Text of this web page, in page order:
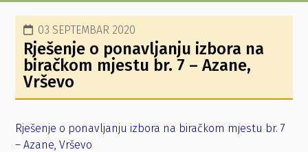
03 SEPTEMBAR 2020
Rješenje o ponavljanju izbora na
biračkom mjestu br. 7 – Azane,
Vrševo
Rješenje o ponavljanju izbora na biračkom mjestu br. 7
– Azane, Vrševo